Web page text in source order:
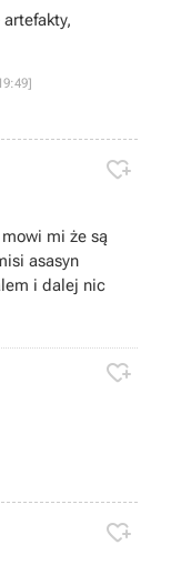

mi że są
asasyn
i dalej nic

